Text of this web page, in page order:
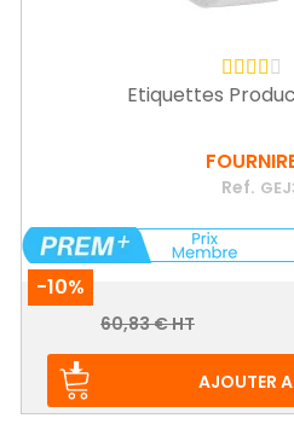
Etiquettes
Ref.
-10%
Prix
Prix
60,83 € HT
AJOUTER